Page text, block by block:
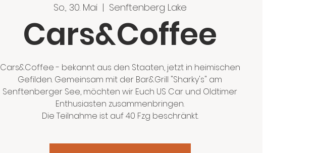
So., 30. Mai
  |
Senftenberg Lake
Cars&Coffee
Cars&Coffee - bekannt aus den Staaten, jetzt in heimischen
Gefilden. Gemeinsam mit der Bar&Grill "Sharky's" am
Senftenberger See, möchten wir Euch US Car und Oldtimer
Enthusiasten zusammenbringen.
Die Teilnahme ist auf 40 Fzg beschränkt.